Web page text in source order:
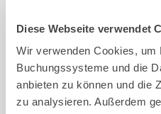
Diese Webseite verwendet
Wir verwenden Cookies, um
Buchungssysteme und die
anbieten zu können und die
zu analysieren. Außerdem
9:30–11:30 Uhr und 13:00–16:30 Uhr
Freitag: 9:30 – 11:30 Uhr
und nach Vereinbarung